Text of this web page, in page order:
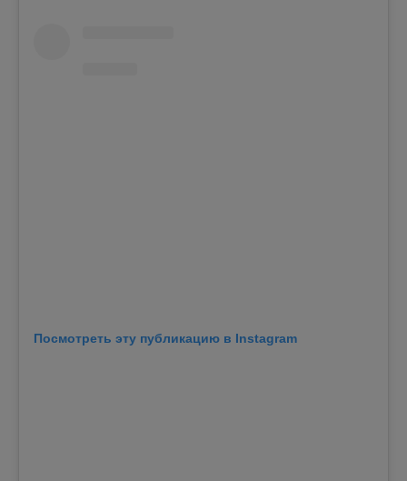
Посмотреть эту публикацию в Instagram